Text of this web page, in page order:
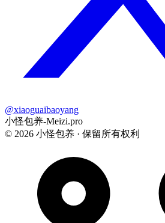
@xiaoguaibaoyang
小怪包养-Meizi.pro
© 2026 小怪包养 · 保留所有权利